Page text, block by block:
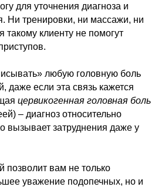
для уточнения диагноза и
Ни тренировки, ни массажи, ни
такому клиенту не помогут
любую головную боль
даже если эта связь кажется
цервикогенная головная боль
– диагноз относительно
вызывает затруднения даже у
позволит вам не только
уважение подопечных, но и